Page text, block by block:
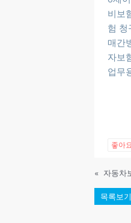
비보
험 청
매간
자보
업무
좋아
« 자동차
목록보기